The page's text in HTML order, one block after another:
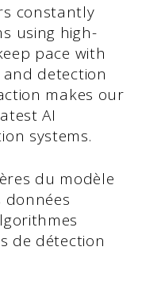
constantly
using high-
pace with
detection
makes our
AI
systems.
du modèle
de détection